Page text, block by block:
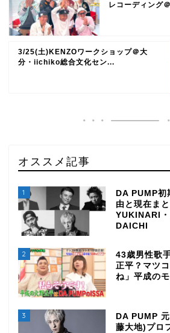
レコーディング
3/25(土)KENZOワークショップ＠大
分・iichiko総合文化セン...
オススメ記事
1
DA PUMP初
由と現在ま
YUKINARI
DAICHI
2
43歳男性歌
正平？マツ
ね」平成の
3
DA PUMP
藤大地)プロ